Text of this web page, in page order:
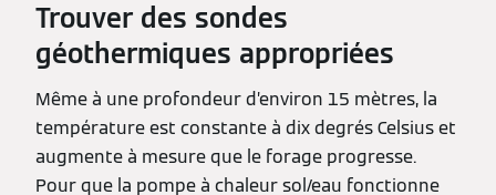
Trouver des sondes
géothermiques appropriées
Même à une profondeur d’environ 15 mètres, la
température est constante à dix degrés Celsius et
augmente à mesure que le forage progresse.
Pour que la pompe à chaleur sol/eau fonctionne